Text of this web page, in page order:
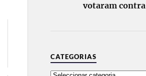
votaram contra
CATEGORIAS